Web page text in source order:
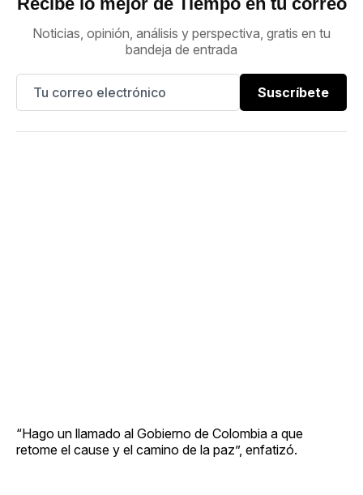
Noticias, opinión, análisis y perspectiva, gratis en tu
bandeja de entrada
Suscríbete
“Hago un llamado al Gobierno de Colombia a que
retome el cause y el camino de la paz”, enfatizó.